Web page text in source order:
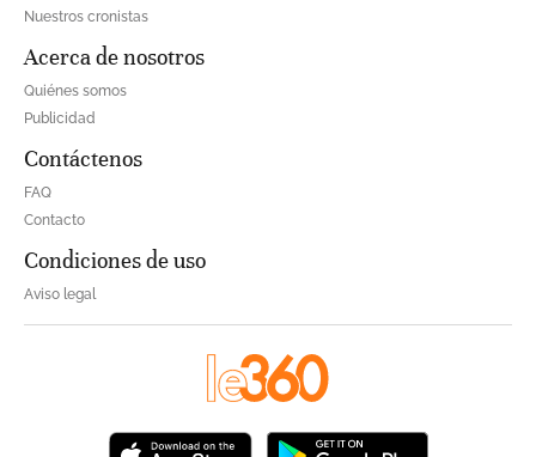
Nuestros cronistas
Acerca de nosotros
Quiénes somos
Publicidad
Contáctenos
FAQ
Contacto
Condiciones de uso
Aviso legal